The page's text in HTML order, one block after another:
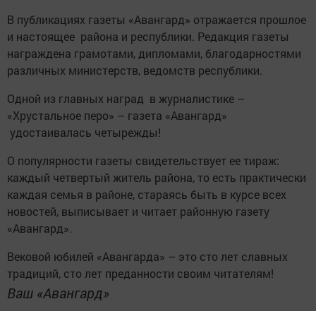
В публикациях газеты «Авангард» отражается прошлое
и настоящее района и республики. Редакция газеты
награждена грамотами, дипломами, благодарностями
различных министерств, ведомств республики.
Одной из главных наград в журналистике –
«Хрустальное перо» – газета «Авангард»
удостаивалась четырежды!
О популярности газеты свидетельствует ее тираж:
каждый четвертый житель района, то есть практически
каж­дая семья в районе, стараясь быть в курсе всех
новостей, выписывает и читает районную газету
«Авангард».
Вековой юбилей «Авангарда» – это сто лет славных
традиций, сто лет преданности своим читателям!
Ваш «Авангард»